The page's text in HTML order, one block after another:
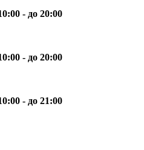
- до 20:00
- до 20:00
- до 21:00